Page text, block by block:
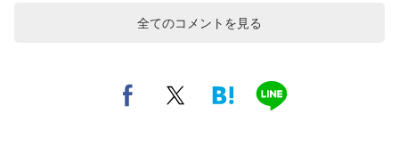
全てのコメントを見る